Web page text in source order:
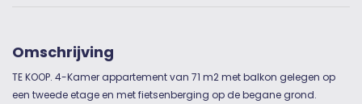
Omschrijving
TE KOOP. 4-Kamer appartement van 71 m2 met balkon gelegen op
een tweede etage en met fietsenberging op de begane grond.